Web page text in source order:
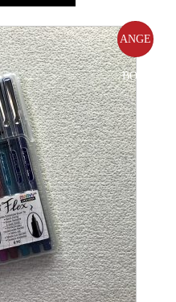
ANGE
BOT!